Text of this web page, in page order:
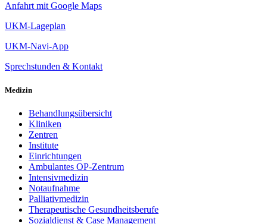
Anfahrt mit Google Maps
UKM-Lageplan
UKM-Navi-App
Sprechstunden & Kontakt
Medizin
Behandlungsübersicht
Kliniken
Zentren
Institute
Einrichtungen
Ambulantes OP-Zentrum
Intensivmedizin
Notaufnahme
Palliativmedizin
Therapeutische Gesundheitsberufe
Sozialdienst & Case Management